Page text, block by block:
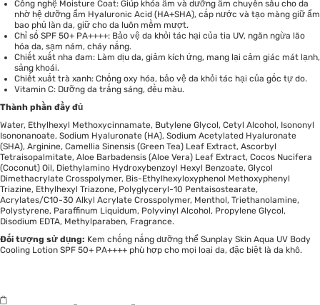
Công nghệ Moisture Coat: Giúp khóa ẩm và dưỡng ẩm chuyên sâu cho da
nhờ hệ dưỡng ẩm Hyaluronic Acid (HA+SHA), cấp nước và tạo màng giữ ẩm
bao phủ làn da, giữ cho da luôn mềm mượt.
Chỉ số SPF 50+ PA++++: Bảo vệ da khỏi tác hại của tia UV, ngăn ngừa lão
hóa da, sạm nám, cháy nắng.
Chiết xuất nha đam: Làm dịu da, giảm kích ứng, mang lại cảm giác mát lạnh,
sảng khoái.
Chiết xuất trà xanh: Chống oxy hóa, bảo vệ da khỏi tác hại của gốc tự do.
Vitamin C: Dưỡng da trắng sáng, đều màu.
Thành phần đầy đủ
Water, Ethylhexyl Methoxycinnamate, Butylene Glycol, Cetyl Alcohol, Isononyl
Isononanoate, Sodium Hyaluronate (HA), Sodium Acetylated Hyaluronate
(SHA), Arginine, Camellia Sinensis (Green Tea) Leaf Extract, Ascorbyl
Tetraisopalmitate, Aloe Barbadensis (Aloe Vera) Leaf Extract, Cocos Nucifera
(Coconut) Oil, Diethylamino Hydroxybenzoyl Hexyl Benzoate, Glycol
Dimethacrylate Crosspolymer, Bis-Ethylhexyloxyphenol Methoxyphenyl
Triazine, Ethylhexyl Triazone, Polyglyceryl-10 Pentaisostearate,
Acrylates/C10-30 Alkyl Acrylate Crosspolymer, Menthol, Triethanolamine,
Polystyrene, Paraffinum Liquidum, Polyvinyl Alcohol, Propylene Glycol,
Disodium EDTA, Methylparaben, Fragrance.
Đối tượng sử dụng: Kem chống nắng dưỡng thể Sunplay Skin Aqua UV Body
Cooling Lotion SPF 50+ PA++++ phù hợp cho mọi loại da, đặc biệt là da khô.